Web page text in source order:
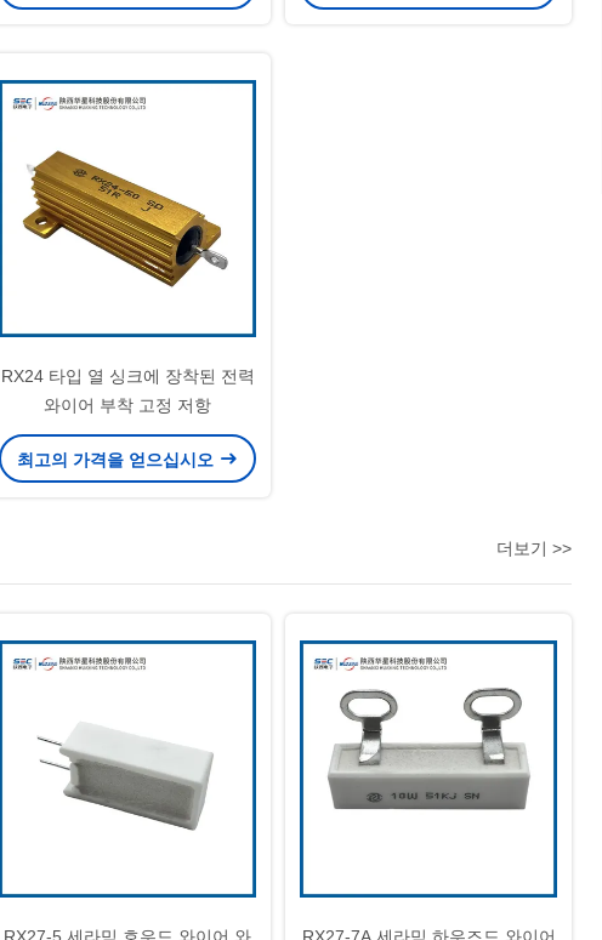
RX24 타입 열 싱크에 장착된 전력
와이어 부착 고정 저항
최고의 가격을 얻으십시오
더보기 >>